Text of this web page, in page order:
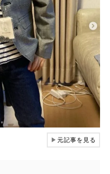
▶元記事を見る